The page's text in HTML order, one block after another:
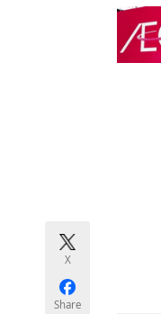
X
Share